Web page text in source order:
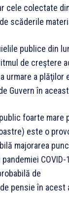
cele colectate
scăderile
publice din
de creştere
urmare a plăţilor
Guvern în
foarte mare
este o
majorarea
de
pensie în acest